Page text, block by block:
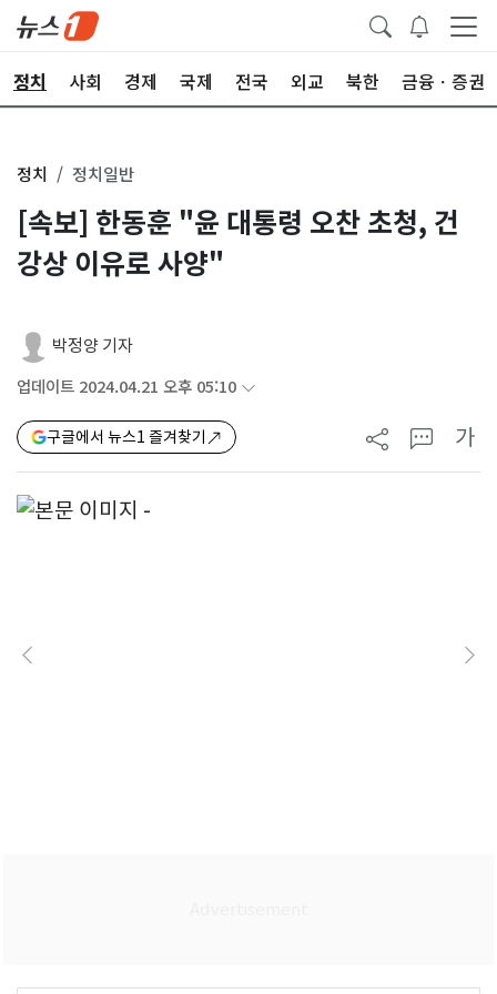
정치 사회 경제 국제 전국 외교 북한 금융ㆍ증권
정치 정치일반
[속보] 한동훈 "윤 대통령 오찬 초청, 건
강상 이유로 사양"
박정양 기자
업데이트 2024.04.21 오후 05:10
구글에서 뉴스1 즐겨찾기 가